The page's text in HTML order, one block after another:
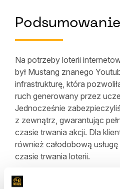
Podsumowanie
Na potrzeby loterii
był Mustang znanego
infrastrukturę, która
ruch generowany przez
Jednocześnie
z zewnątrz, gwarantując
czasie trwania akcji. Dla
również całodobową usługę
czasie trwania loterii.